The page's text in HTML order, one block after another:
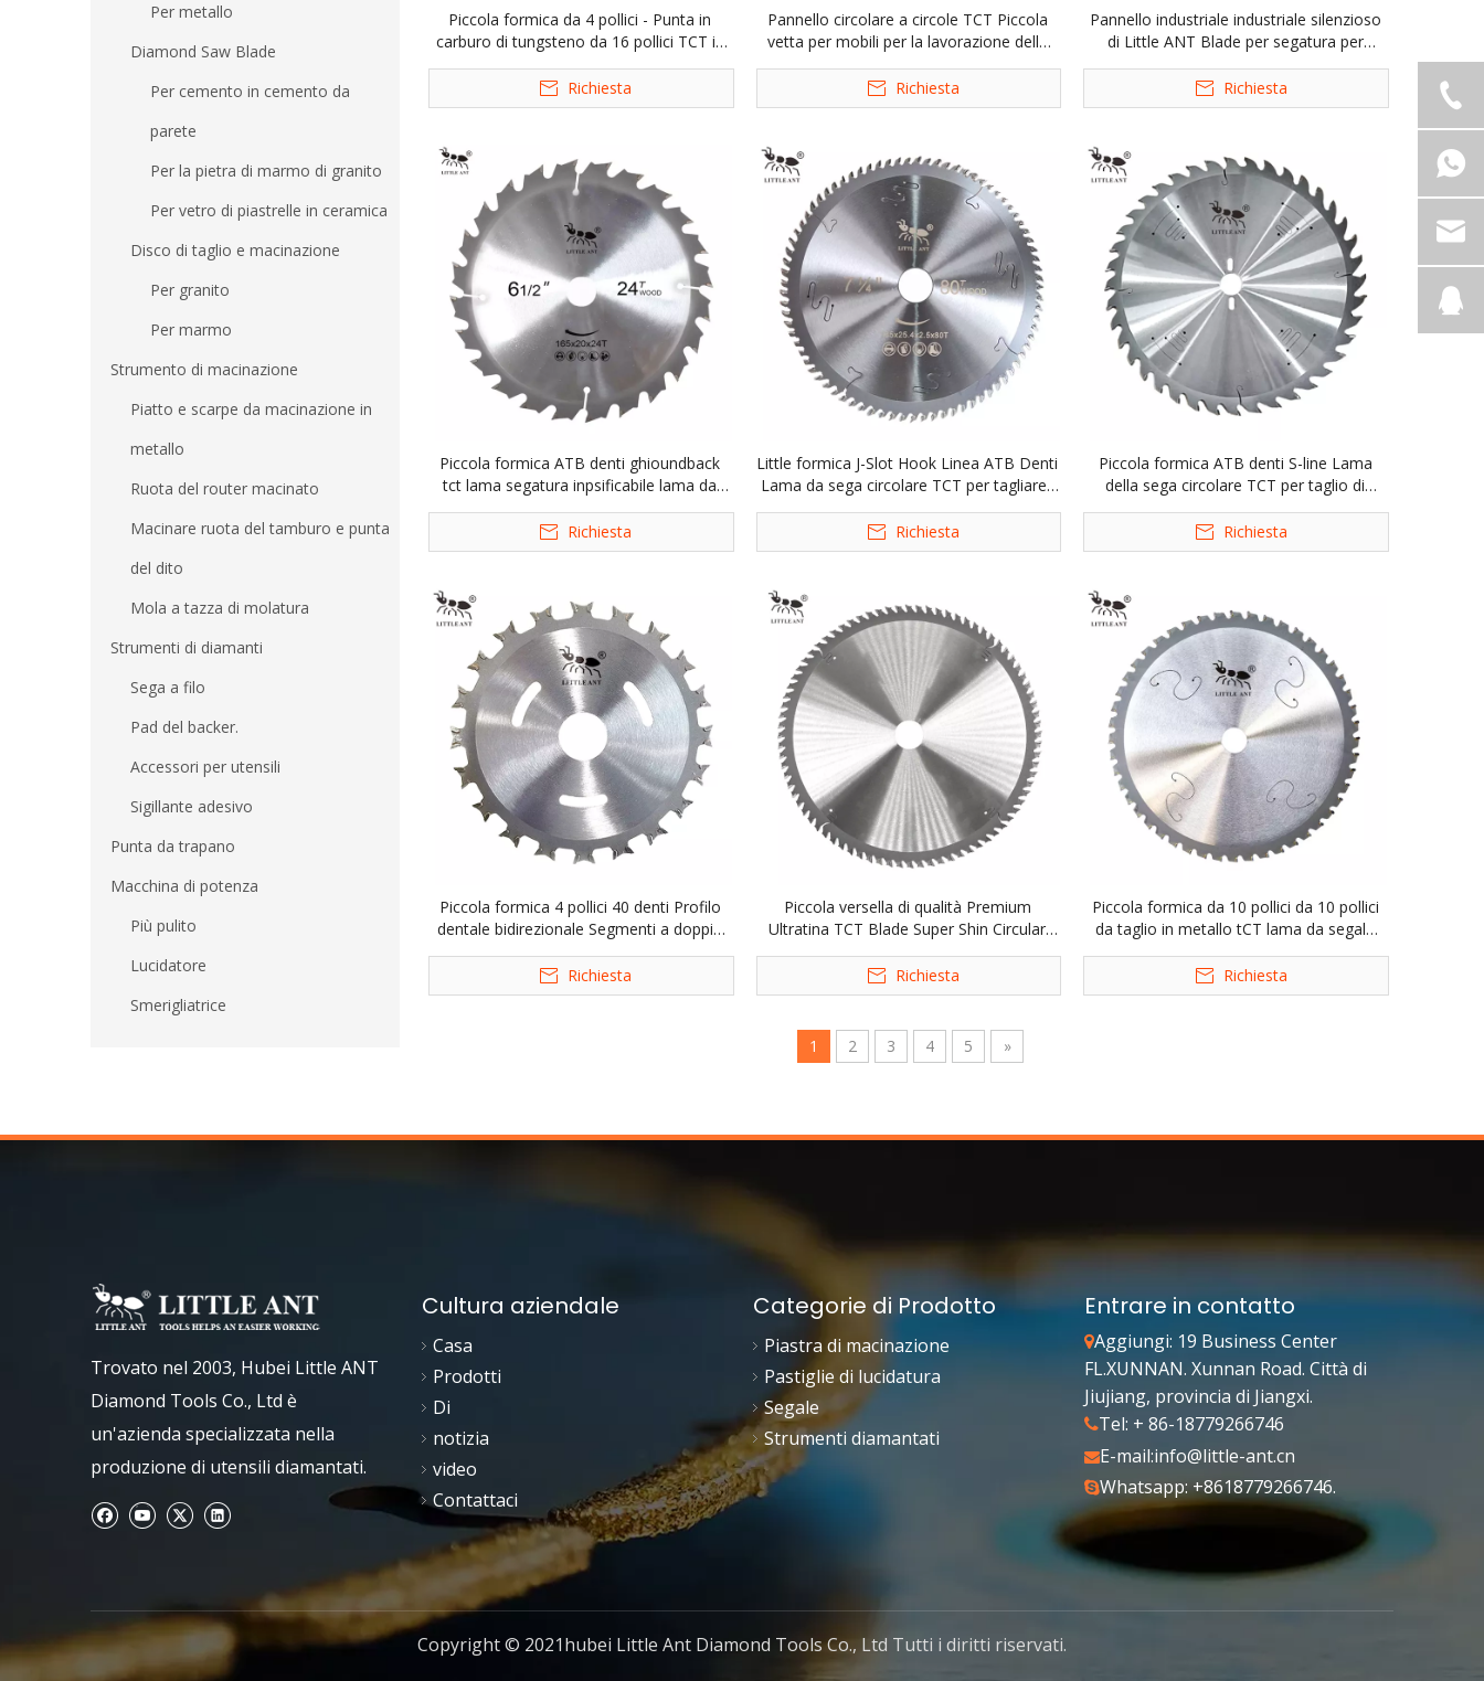
Per metallo
Diamond Saw Blade
Per cemento in cemento da
parete
Per la pietra di marmo di granito
Per vetro di piastrelle in ceramica
Disco di taglio e macinazione
Per granito
Per marmo
Strumento di macinazione
Piatto e scarpe da macinazione in
metallo
Ruota del router macinato
Macinare ruota del tamburo e punta
del dito
Mola a tazza di molatura
Strumenti di diamanti
Sega a filo
Pad del backer.
Accessori per utensili
Sigillante adesivo
Punta da trapano
Macchina di potenza
Più pulito
Lucidatore
Smerigliatrice
Piccola formica da 4 pollici - Punta in
carburo di tungsteno da 16 pollici TCT in
legno HDF MDF tagliente di taglio a sega
circolare
Richiesta
Pannello circolare a circole TCT Piccola
vetta per mobili per la lavorazione della
lama a legna.
Richiesta
Pannello industriale industriale silenzioso
di Little ANT Blade per segatura per
mobili in legno circolare in legno TCT
Richiesta
Piccola formica ATB denti ghioundback
tct lama segatura inpsificabile lama da
sega circolare di qualità premium per
tagliare i tipi di legno
Richiesta
Little formica J-Slot Hook Linea ATB Denti
Lama da sega circolare TCT per tagliare i
tipi di legno
Richiesta
Piccola formica ATB denti S-line Lama
della sega circolare TCT per taglio di
legno
Richiesta
Piccola formica 4 pollici 40 denti Profilo
dentale bidirezionale Segmenti a doppio
lato lato tct taglio legno lama circolare
Richiesta
Piccola versella di qualità Premium
Ultratina TCT Blade Super Shin Circular
Saw Blade per tagliare i tipi di legno
Richiesta
Piccola formica da 10 pollici da 10 pollici
da taglio in metallo tCT lama da segale
circolare per irorno in acciaio
Richiesta
1 2 3 4 5 »
Trovato nel 2003, Hubei Little ANT
Diamond Tools Co., Ltd è
un'azienda specializzata nella
produzione di utensili diamantati.
Cultura aziendale
Casa
Prodotti
Di
notizia
video
Contattaci
Categorie di Prodotto
Piastra di macinazione
Pastiglie di lucidatura
Segale
Strumenti diamantati
Entrare in contatto
Aggiungi: 19 Business Center
FL.XUNNAN. Xunnan Road. Città di
Jiujiang, provincia di Jiangxi.
Tel: + 86-18779266746
E-mail:info@little-ant.cn
Whatsapp: +8618779266746.
Copyright © 2021hubei Little Ant Diamond Tools Co., Ltd Tutti i diritti riservati.